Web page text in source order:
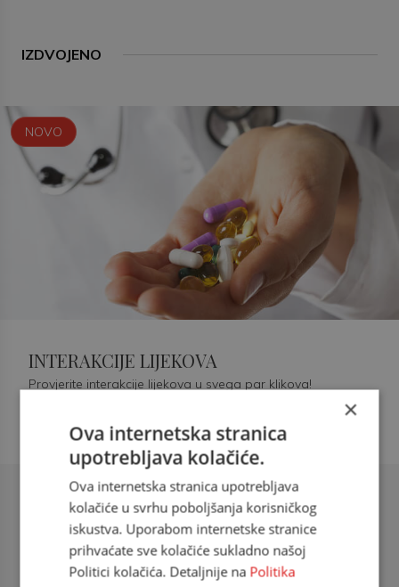
IZDVOJENO
Šećerna bolest tip 2 = kardiovaskularna
doc. dr. sc. Višnja Kokić Maleš,
dr.med., specijalististica
NOVO
INTERAKCIJE LIJEKOVA
Provjerite interakcije lijekova u svega par klikova!
×
Ova internetska stranica
upotrebljava kolačiće.
Ova internetska stranica upotrebljava
kolačiće u svrhu poboljšanja korisničkog
iskustva. Uporabom internetske stranice
prihvaćate sve kolačiće sukladno našoj
Politici kolačića. Detaljnije na Politika